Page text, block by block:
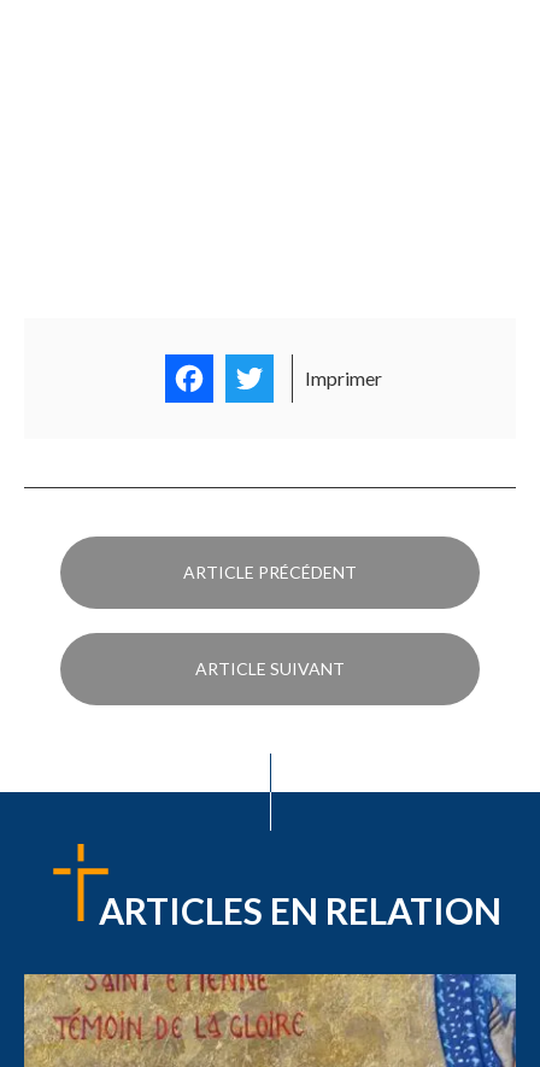
FacebookTwitter
Imprimer
ARTICLE PRÉCÉDENT
ARTICLE SUIVANT
ARTICLES EN RELATION